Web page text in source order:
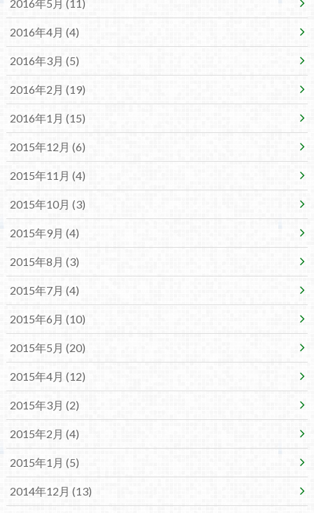
2016年5月 (11)
2016年4月 (4)
2016年3月 (5)
2016年2月 (19)
2016年1月 (15)
2015年12月 (6)
2015年11月 (4)
2015年10月 (3)
2015年9月 (4)
2015年8月 (3)
2015年7月 (4)
2015年6月 (10)
2015年5月 (20)
2015年4月 (12)
2015年3月 (2)
2015年2月 (4)
2015年1月 (5)
2014年12月 (13)